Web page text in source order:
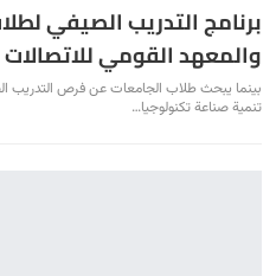
برنامج التدريب الصيفي
والمعهد القومي للاتصالات
بينما يبحث طلاب الجامعات عن فرص التدريب
تنمية صناعة تكنولوجيا…